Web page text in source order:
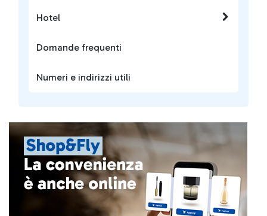
Hotel
Domande frequenti
Numeri e indirizzi utili